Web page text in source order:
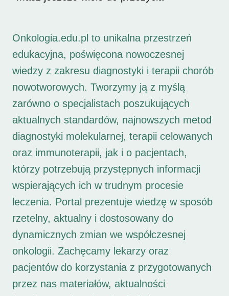
Onkologia.edu.pl to unikalna przestrzeń
edukacyjna, poświęcona nowoczesnej
wiedzy z zakresu diagnostyki i terapii chorób
nowotworowych. Tworzymy ją z myślą
zarówno o specjalistach poszukujących
aktualnych standardów, najnowszych metod
diagnostyki molekularnej, terapii celowanych
oraz immunoterapii, jak i o pacjentach,
którzy potrzebują przystępnych informacji
wspierających ich w trudnym procesie
leczenia. Portal prezentuje wiedzę w sposób
rzetelny, aktualny i dostosowany do
dynamicznych zmian we współczesnej
onkologii. Zachęcamy lekarzy oraz
pacjentów do korzystania z przygotowanych
przez nas materiałów, aktualności